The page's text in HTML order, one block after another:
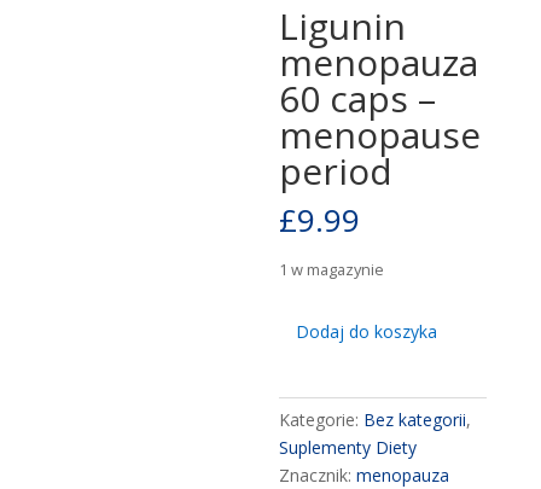
Ligunin
menopauza
60 caps –
menopause
period
£9.99
1 w magazynie
ilość
60
caps
-
Dodaj do koszyka
Kategorie: Bez kategorii,
Suplementy Diety
Znacznik:menopauza